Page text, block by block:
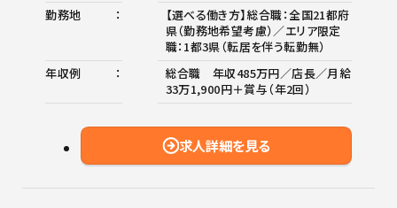
勤務地
【選べる働き方】総合職：全国21都府
県（勤務地希望考慮）／エリア限定
職：1都3県（転居を伴う転勤無）
年収例
総合職 年収485万円／店長／月給
33万1,900円＋賞与（年2回）
求人詳細を見る